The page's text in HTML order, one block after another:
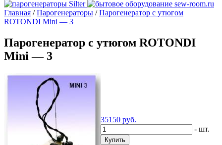
Главная /Парогенераторы /Парогенератор с утюгом
ROTONDI Mini — 3
Парогенератор с утюгом ROTONDI
Mini — 3
35150 руб.
- шт.